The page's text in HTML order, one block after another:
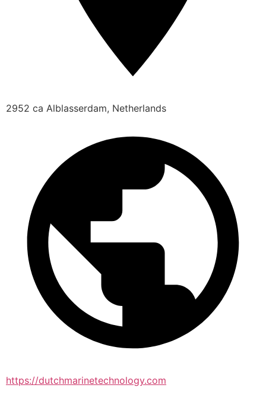
2952 ca Alblasserdam, Netherlands
https://dutchmarinetechnology.com